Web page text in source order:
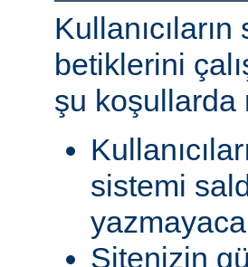
betiklerini
şu koşullarda
sistemi
Sitenizin